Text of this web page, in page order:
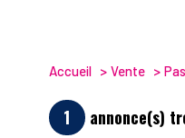
Accueil Vente
1 annonce(s)